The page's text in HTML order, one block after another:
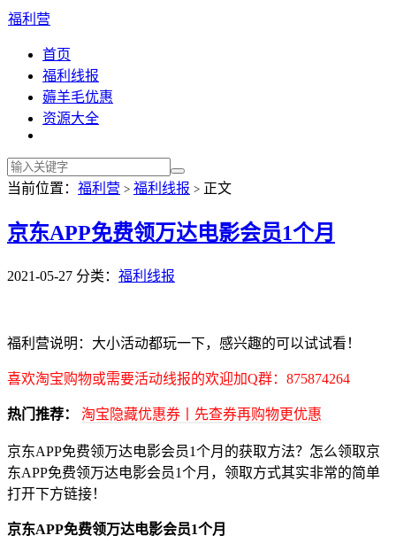
福利营
首页
福利线报
薅羊毛优惠
资源大全
当前位置： 福利营 > 福利线报 > 正文
京东APP免费领万达电影会员1个月
2021-05-27 分类： 福利线报
福利营说明：大小活动都玩一下，感兴趣的可以试试看！
喜欢淘宝购物或需要活动线报的欢迎加Q群：875874264
热门推荐： 淘宝隐藏优惠券丨先查券再购物更优惠
京东APP免费领万达电影会员1个月的获取方法？怎么领取京
东APP免费领万达电影会员1个月，领取方式其实非常的简单
打开下方链接！
京东APP免费领万达电影会员1个月